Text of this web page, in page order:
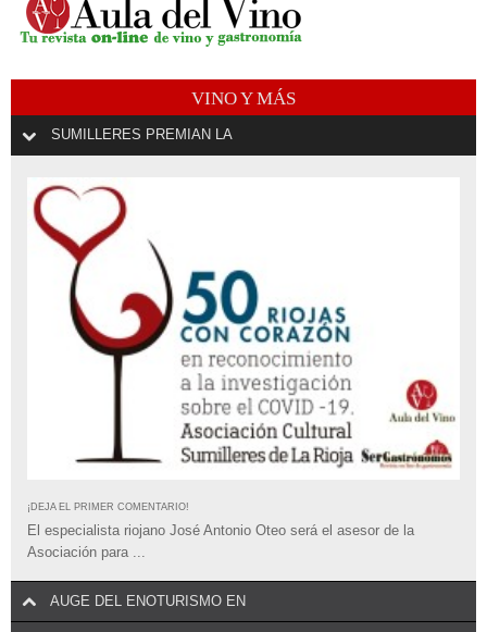
VINO Y MÁS
SUMILLERES PREMIAN LA
¡DEJA EL PRIMER COMENTARIO!
El especialista riojano José Antonio Oteo será el asesor de la
Asociación para ...
AUGE DEL ENOTURISMO EN